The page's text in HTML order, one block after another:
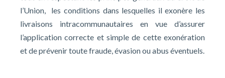
l’Union, les conditions dans lesquelles il exonère les
livraisons intracommunautaires en vue d’assurer
l’application correcte et simple de cette exonération
et de prévenir toute fraude, évasion ou abus éventuels.